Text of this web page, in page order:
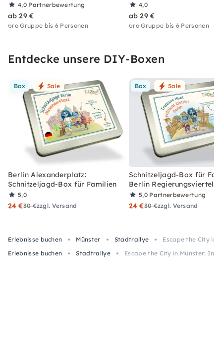
4,0 Partnerbewertung
ab 29 €
pro Gruppe bis 6 Personen
4,0
ab 29 €
pro Gruppe bis 6 Personen
Entdecke unsere DIY-Boxen
Box Sale
Berlin Alexanderplatz:
Schnitzeljagd-Box für Familien
5,0
24 €30 €zzgl. Versand
Box Sale
Schnitzeljagd-Box für
Berlin Regierungsviertel
5,0 Partnerbewertung
24 €30 €zzgl. Versand
Erlebnisse buchen Münster Stadtrallye
Escape the City in
Erlebnisse buchen
Stadtrallye Escape the City in Münster: